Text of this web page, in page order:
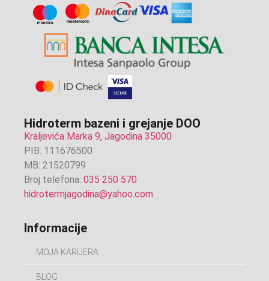
Hidroterm bazeni i grejanje DOO
Kraljevića Marka 9, Jagodina 35000
PIB: 111676500
MB: 21520799
Broj telefona: 035 250 570
hidrotermjagodina@yahoo.com
Informacije
MOJA KARIJERA
BLOG